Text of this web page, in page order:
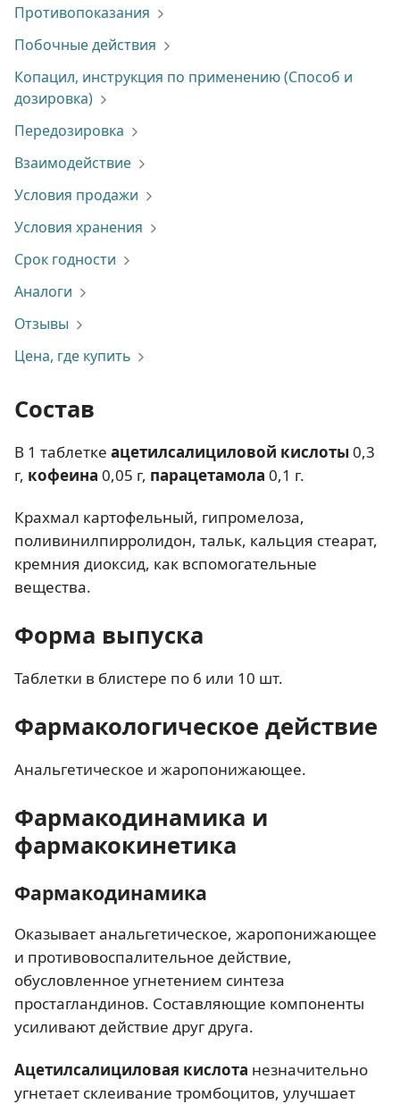
Противопоказания
Побочные действия
Копацил, инструкция по применению (Способ и
дозировка)
Передозировка
Взаимодействие
Условия продажи
Условия хранения
Срок годности
Аналоги
Отзывы
Цена, где купить
Состав
В 1 таблетке ацетилсалициловой кислоты0,3
г, кофеина 0,05 г, парацетамола 0,1 г.
Крахмал картофельный, гипромелоза,
поливинилпирролидон, тальк, кальция стеарат,
кремния диоксид, как вспомогательные
вещества.
Форма выпуска
Таблетки в блистере по 6 или 10 шт.
Фармакологическое действие
Анальгетическое и жаропонижающее.
Фармакодинамика и
фармакокинетика
Фармакодинамика
Оказывает анальгетическое, жаропонижающее
и противовоспалительное действие,
обусловленное угнетением синтеза
простагландинов. Составляющие компоненты
усиливают действие друг друга.
Ацетилсалициловая кислота незначительно
угнетает склеивание тромбоцитов, улучшает